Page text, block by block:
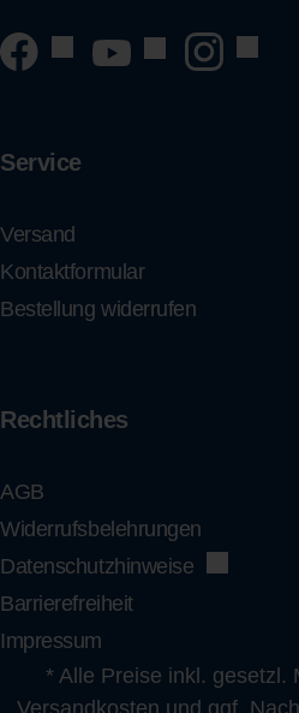
Service
Versand
Kontaktformular
Bestellung widerrufen
Rechtliches
AGB
Widerrufsbelehrungen
Datenschutzhinweise
Barrierefreiheit
Impressum
* Alle Preise inkl. gesetzl.